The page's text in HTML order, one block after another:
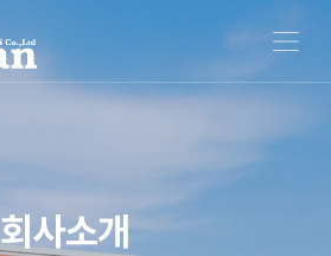
메뉴 열기
회사소개